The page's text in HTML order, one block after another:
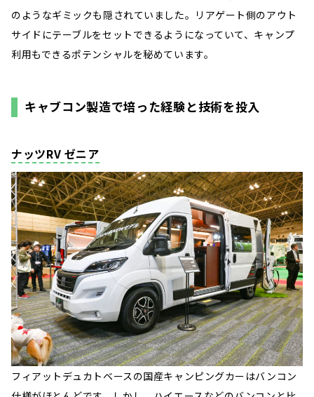
のようなギミックも隠されていました。リアゲート側のアウト
サイドにテーブルをセットできるようになっていて、キャンプ
利用もできるポテンシャルを秘めています。
キャブコン製造で培った経験と技術を投入
ナッツRV ゼニア
フィアットデュカトベースの国産キャンピングカーはバンコン